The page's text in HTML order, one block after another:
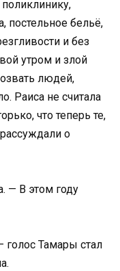
постельное бельё,
и без
утром и злой
людей,
Раиса не считала
что теперь те,
о
— В этом году
Тамары стал